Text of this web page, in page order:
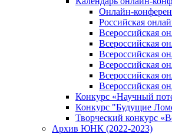
Онлайн-
Российская
Всероссийская
Всероссийская
Всероссийская
Всероссийская
Всероссийская
Всероссийская
Конкурс «Научный
Конкурс "Будущие
Творческий конкурс
Архив ЮНК (2022-2023)